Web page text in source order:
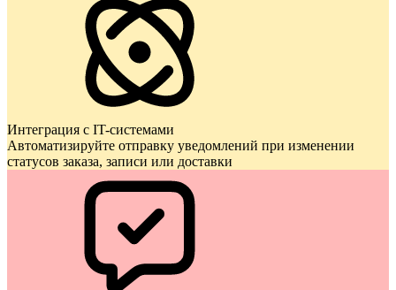
Интеграция с IT-системами
Автоматизируйте отправку уведомлений при изменении
статусов заказа, записи или доставки